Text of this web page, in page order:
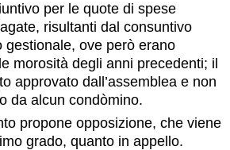
per le quote di spese
risultanti dal consuntivo
gestionale, ove però erano
morosità degli anni precedenti; il
approvato dall’assemblea e non
da alcun condòmino.
propone opposizione, che viene
grado, quanto in appello.